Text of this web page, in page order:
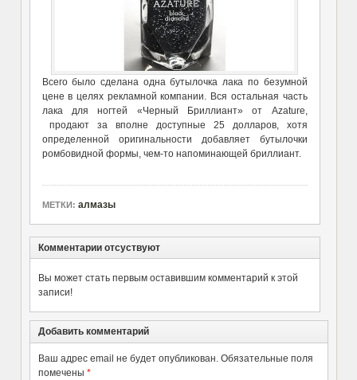
Всего было сделана одна бутылочка лака по безумной
цене в целях рекламной компании. Вся остальная часть
лака для ногтей «Черный Бриллиант» от Azature,
продают за вполне доступные 25 долларов, хотя
определенной оригинальности добавляет бутылочки
ромбовидной формы, чем-то напоминающей бриллиант.
МЕТКИ: алмазы
Комментарии отсуствуют
Вы может стать первым оставившим комментарий к этой
записи!
Добавить комментарий
Ваш адрес email не будет опубликован. Обязательные поля
помечены *